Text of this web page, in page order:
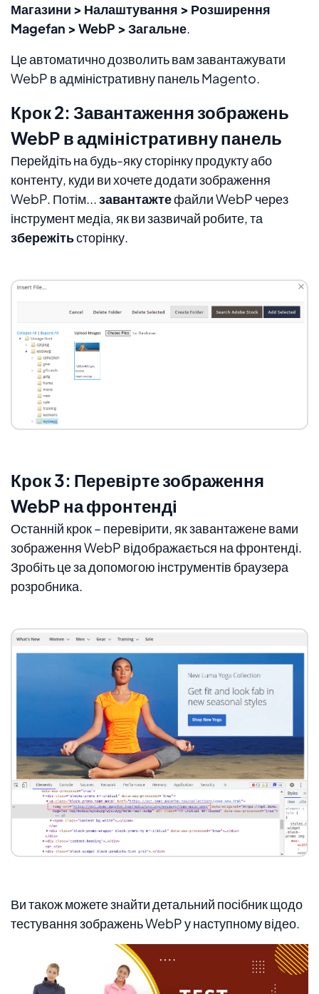
Магазини > Налаштування > Розширення
Magefan > WebP > Загальне.
Це автоматично дозволить вам завантажувати
WebP в адміністративну панель Magento.
Крок 2: Завантаження зображень
WebP в адміністративну панель
Перейдіть на будь-яку сторінку продукту або
контенту, куди ви хочете додати зображення
WebP. Потім...завантажтефайли WebP через
інструмент медіа, як ви зазвичай робите, та
збережітьсторінку.
Крок 3: Перевірте зображення
WebP на фронтенді
Останній крок – перевірити, як завантажене вами
зображення WebP відображається на фронтенді.
Зробіть це за допомогою інструментів браузера
розробника.
Ви також можете знайти детальний посібник щодо
тестування зображень WebP у наступному відео.